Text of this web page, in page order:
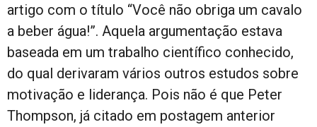
artigo com o título “Você não obriga um cavalo
a beber água!”. Aquela argumentação estava
baseada em um trabalho científico conhecido,
do qual derivaram vários outros estudos sobre
motivação e liderança. Pois não é que Peter
Thompson, já citado em postagem anterior